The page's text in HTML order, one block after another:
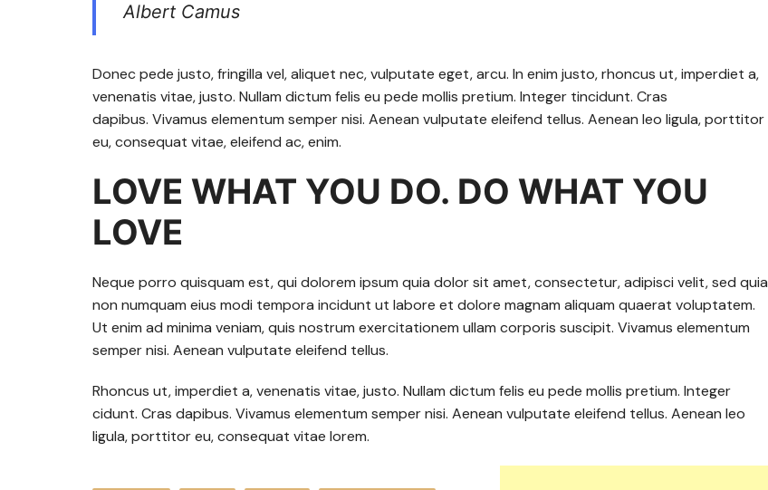
Albert Camus
Donec pede justo, fringilla vel, aliquet nec, vulputate eget, arcu. In enim justo, rhoncus ut, imperdiet a,
venenatis vitae, justo. Nullam dictum felis eu pede mollis pretium. Integer tincidunt. Cras
dapibus. Vivamus elementum semper nisi. Aenean vulputate eleifend tellus. Aenean leo ligula, porttitor
eu, consequat vitae, eleifend ac, enim.
LOVE WHAT YOU DO. DO WHAT YOU
LOVE
Neque porro quisquam est, qui dolorem ipsum quia dolor sit amet, consectetur, adipisci velit, sed quia
non numquam eius modi tempora incidunt ut labore et dolore magnam aliquam quaerat voluptatem.
Ut enim ad minima veniam, quis nostrum exercitationem ullam corporis suscipit. Vivamus elementum
semper nisi. Aenean vulputate eleifend tellus.
Rhoncus ut, imperdiet a, venenatis vitae, justo. Nullam dictum felis eu pede mollis pretium. Integer
cidunt. Cras dapibus. Vivamus elementum semper nisi. Aenean vulputate eleifend tellus. Aenean leo
ligula, porttitor eu, consequat vitae lorem.